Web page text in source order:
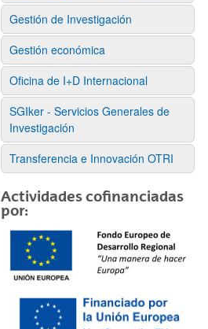
Gestión de Investigación
Gestión económica
Oficina de I+D Internacional
SGIker - Servicios Generales de
Investigación
Transferencia e Innovación OTRI
Actividades cofinanciadas
por: